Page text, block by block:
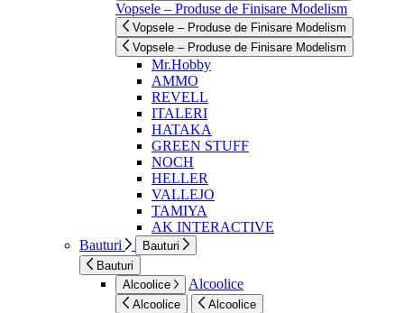
Vopsele – Produse de Finisare Modelism
Vopsele – Produse de Finisare Modelism
Vopsele – Produse de Finisare Modelism
Mr.Hobby
AMMO
REVELL
ITALERI
HATAKA
GREEN STUFF
NOCH
HELLER
VALLEJO
TAMIYA
AK INTERACTIVE
Bauturi
Bauturi
Bauturi
Alcoolice
Alcoolice
Alcoolice Alcoolice